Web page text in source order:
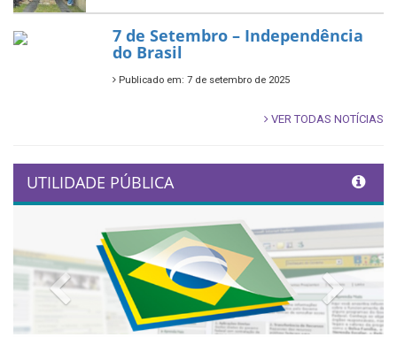
7 de Setembro – Independência
do Brasil
Publicado em: 7 de setembro de 2025
VER TODAS NOTÍCIAS
UTILIDADE PÚBLICA
Previous Next